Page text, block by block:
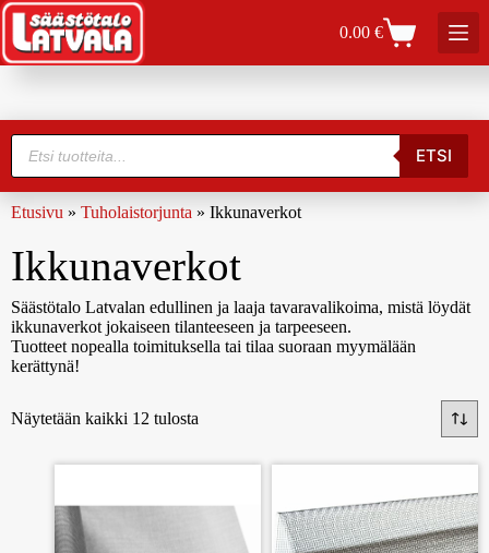
0.00€
ETSI
Etusivu » Tuholaistorjunta » Ikkunaverkot
Ikkunaverkot
Säästötalo Latvalan edullinen ja laaja tavaravalikoima, mistä löydät
ikkunaverkot jokaiseen tilanteeseen ja tarpeeseen.
Tuotteet nopealla toimituksella tai tilaa suoraan myymälään
kerättynä!
Näytetään kaikki 12 tulosta